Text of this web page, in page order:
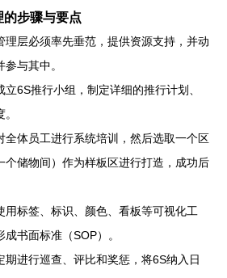
步骤与要点
理层必须率先垂范，提供资源支持，并动
与其中。
立6S推行小组，制定详细的推行计划、
全体员工进行系统培训，然后选取一个区
个储物间）作为样板区进行打造，成功后
用标签、标识、颜色、看板等可视化工
书面标准（SOP）。
期进行巡查、评比和奖惩，将6S纳入日